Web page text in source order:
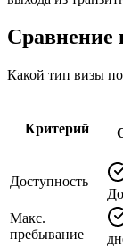
Сравнение
Какой тип визы
Критерий
Доступность
Макс.
пребывание